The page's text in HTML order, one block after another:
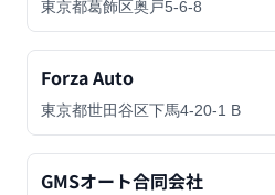
東京都葛飾区奥戸5-6-8
Forza Auto
東京都世田谷区下馬4-20-1 B
GMSオート合同会社